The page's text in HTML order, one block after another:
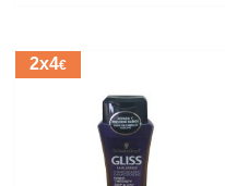
2x4€